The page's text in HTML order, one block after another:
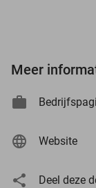
Meer
Website
Deel deze